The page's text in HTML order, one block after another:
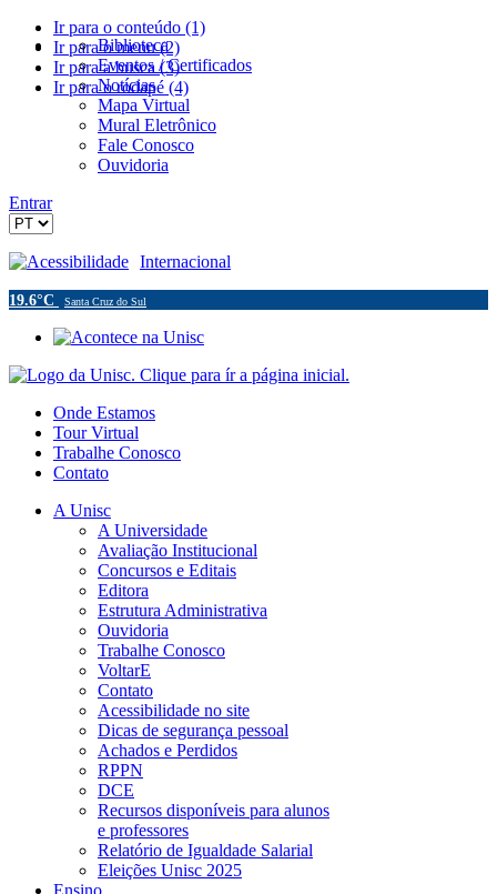
Ir para o conteúdo (1)
Ir para o menu (2)
Ir para a busca (3)
Ir para o rodapé (4)
Biblioteca
Eventos / Certificados
Notícias
Mapa Virtual
Mural Eletrônico
Fale Conosco
Ouvidoria
Entrar
Acessibilidade Internacional
19.6°C Santa Cruz do Sul
Onde Estamos
Tour Virtual
Trabalhe Conosco
Contato
A Unisc
A Universidade
Avaliação Institucional
Concursos e Editais
Editora
Estrutura Administrativa
Ouvidoria
Trabalhe Conosco
VoltarE
Contato
Acessibilidade no site
Dicas de segurança pessoal
Achados e Perdidos
RPPN
DCE
Recursos disponíveis para alunos
e professores
Relatório de Igualdade Salarial
Eleições Unisc 2025
Ensino